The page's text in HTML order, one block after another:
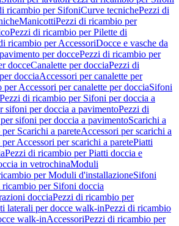
ricambio per SifoniCurve tecnichePezzi di
ManicottiPezzi di ricambio per
Pezzi di ricambio per Pilette di
ricambio per AccessoriDocce e vasche da
per doccePezzi di ricambio per
docceCanalette per docciaPezzi di
docciaAccessori per canalette per
Accessori per canalette per docciaSifoni
Pezzi di ricambio per Sifoni per doccia a
sifoni per doccia a pavimentoPezzi di
sifoni per doccia a pavimentoScarichi a
Scarichi a pareteAccessori per scarichi a
Accessori per scarichi a paretePiatti
Pezzi di ricambio per Piatti doccia e
in vetrochinaModuli
per Moduli d'installazioneSifoni
ricambio per Sifoni doccia
docciaPezzi di ricambio per
laterali per docce walk-inPezzi di ricambio
walk-inAccessoriPezzi di ricambio per